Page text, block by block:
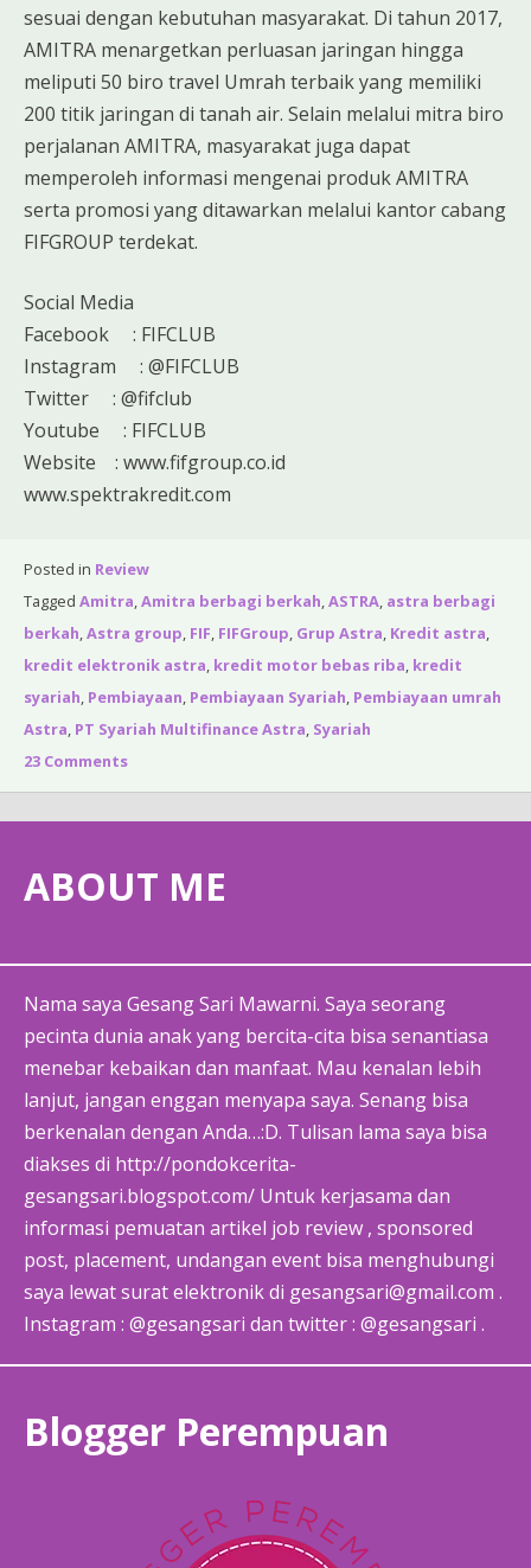
sesuai dengan kebutuhan masyarakat. Di tahun 2017,
AMITRA menargetkan perluasan jaringan hingga
meliputi 50 biro travel Umrah terbaik yang memiliki
200 titik jaringan di tanah air. Selain melalui mitra biro
perjalanan AMITRA, masyarakat juga dapat
memperoleh informasi mengenai produk AMITRA
serta promosi yang ditawarkan melalui kantor cabang
FIFGROUP terdekat.
Social Media
Facebook : FIFCLUB
Instagram : @FIFCLUB
Twitter : @fifclub
Youtube : FIFCLUB
Website : www.fifgroup.co.id
www.spektrakredit.com
Posted in Review
Tagged Amitra,Amitra berbagi berkah,ASTRA, astra berbagi
berkah,Astra group, FIF, FIFGroup, Grup Astra, Kredit astra,
kredit elektronik astra, kredit motor bebas riba, kredit
syariah, Pembiayaan, Pembiayaan Syariah, Pembiayaan umrah
Astra, PT Syariah Multifinance Astra, Syariah
23 Comments
ABOUT ME
Nama saya Gesang Sari Mawarni. Saya seorang
pecinta dunia anak yang bercita-cita bisa senantiasa
menebar kebaikan dan manfaat. Mau kenalan lebih
lanjut, jangan enggan menyapa saya. Senang bisa
berkenalan dengan Anda…:D. Tulisan lama saya bisa
diakses di http://pondokcerita-
gesangsari.blogspot.com/ Untuk kerjasama dan
informasi pemuatan artikel job review , sponsored
post, placement, undangan event bisa menghubungi
saya lewat surat elektronik di gesangsari@gmail.com .
Instagram : @gesangsari dan twitter : @gesangsari .
Blogger Perempuan